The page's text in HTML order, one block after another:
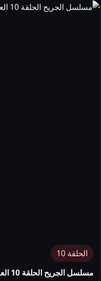
الحلقة 10
مسلسل الجريح الحلقة 10 العاشرة HD